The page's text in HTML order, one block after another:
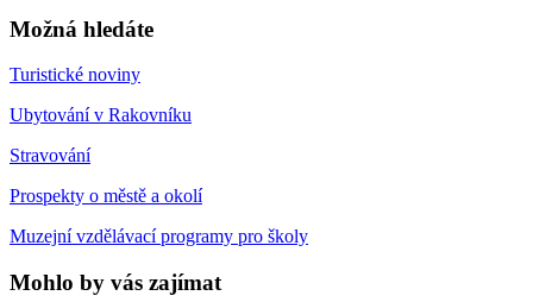
Možná hledáte
Turistické noviny
Ubytování v Rakovníku
Stravování
Prospekty o městě a okolí
Muzejní vzdělávací programy pro školy
Mohlo by vás zajímat